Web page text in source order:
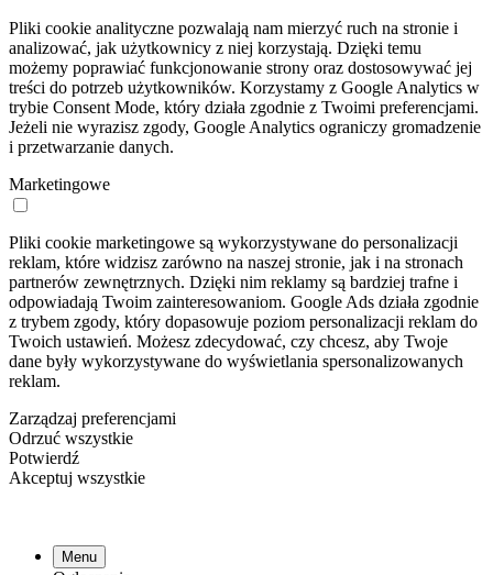
Pliki cookie analityczne pozwalają nam mierzyć ruch na stronie i
analizować, jak użytkownicy z niej korzystają. Dzięki temu
możemy poprawiać funkcjonowanie strony oraz dostosowywać jej
treści do potrzeb użytkowników. Korzystamy z Google Analytics w
trybie Consent Mode, który działa zgodnie z Twoimi preferencjami.
Jeżeli nie wyrazisz zgody, Google Analytics ograniczy gromadzenie
i przetwarzanie danych.
Marketingowe
Pliki cookie marketingowe są wykorzystywane do personalizacji
reklam, które widzisz zarówno na naszej stronie, jak i na stronach
partnerów zewnętrznych. Dzięki nim reklamy są bardziej trafne i
odpowiadają Twoim zainteresowaniom. Google Ads działa zgodnie
z trybem zgody, który dopasowuje poziom personalizacji reklam do
Twoich ustawień. Możesz zdecydować, czy chcesz, aby Twoje
dane były wykorzystywane do wyświetlania spersonalizowanych
reklam.
Zarządzaj preferencjami
Odrzuć wszystkie
Potwierdź
Akceptuj wszystkie
Menu